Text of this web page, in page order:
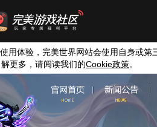
用体验，完美世界网站会使用自身或第
更多，请阅读我们的Cookie政策。